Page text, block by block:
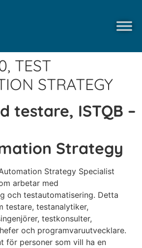
TEST
STRATEGY
testare, ISTQB –
Strategy
Strategy Specialist
arbetar med
och testautomatisering. Detta
testare, testanalytiker,
testkonsulter,
och programvaruutvecklare.
för personer som vill ha en